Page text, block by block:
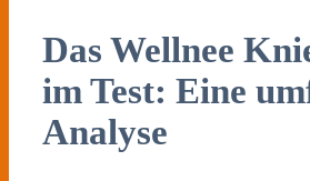
Das Wellnee
im Test: Eine
Analyse